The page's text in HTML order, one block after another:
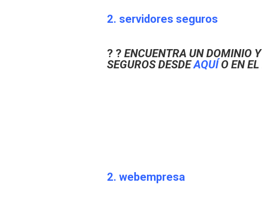
2. servidores seguros
? ? ENCUENTRA UN DOMINIO
SEGUROS DESDEAQUÍ O EN
2. webempresa